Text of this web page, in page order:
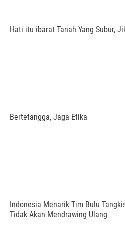
Hati itu ibarat Tanah Yang Subur,
Bertetangga, Jaga Etika
Indonesia Menarik Tim Bulu
Tidak Akan Mendrawing Ulang